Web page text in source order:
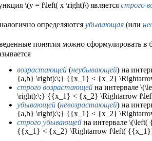
\(y = f\left( x \right)\) является строго
определяются убывающая (или
понятия можно сформулировать
возрастающей (неубывающей) на
{a,b} \right):\;} {{x_1} < {x_2}
строго возрастающей на интервале
\right):\;} {{x_1} < {x_2} \Rightarrow
убывающей (невозрастающей) на
{a,b} \right):\;} {{x_1} < {x_2}
строго убывающей на интервале
{{x_1} < {x_2} \Rightarrow f\left(